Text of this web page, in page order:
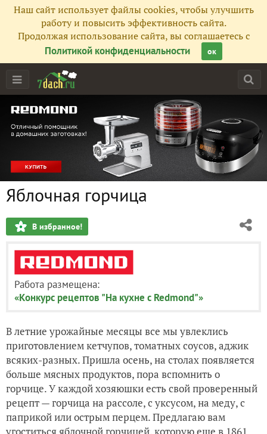
Наш сайт использует файлы cookies, чтобы улучшить
работу и повысить эффективность сайта.
Продолжая использование сайта, вы соглашаетесь с
Политикой конфиденциальности
ок
Яблочная горчица
В избранное!
Работа размещена:
«Конкурс рецептов "На кухне с Redmond"»
В летние урожайные месяцы все мы увлеклись
приготовлением кетчупов, томатных соусов, аджик
всяких-разных. Пришла осень, на столах появляется
больше мясных продуктов, пора вспомнить о
горчице. У каждой хозяюшки есть свой проверенный
рецепт — горчица на рассоле, с уксусом, на меду, с
паприкой или острым перцем. Предлагаю вам